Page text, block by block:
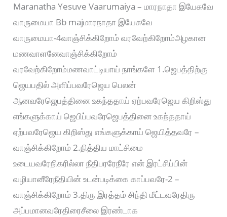
Maranatha Yesuve Vaarumaiya – மாரநாதா இயேசுவே
வாருமையா Bb majமாரநாதா இயேசுவே
வாருமையா-4வாஞ்சிக்கிறோம் வரவேற்கிறோம்அழகான
மணவாளனேவாஞ்சிக்கிறோம்
வரவேற்கிறோம்மணவாட்டியாய் நாங்களே 1.ஜெபத்திற்கு
ஜெயபதில் அளிப்பவரேஜெய பெலன்
ஆனவரேஜெபத்தினை உகந்ததாய் ஏற்பவரேஜெய கிறிஸ்து
எங்களுக்காய் ஜெபிப்பவரேஜெபத்தினை உகந்ததாய்
ஏற்பவரேஜெய கிறிஸ்து எங்களுக்காய் ஜெயித்தவரே –
வாஞ்சிக்கிறோம் 2.நித்திய மாட்சிமை
உடையவரேநிகரில்லா நீதிபரரேநீரே என் இரட்சிப்பின்
வழியானீரேநீதியின் உடன்படிக்கை காப்பவரே-2 –
வாஞ்சிக்கிறோம் 3.திரு இரத்தம் சிந்தி மீட்டவரேதிரு
அப்பமானவரேதிரைசீலை இரண்டாக